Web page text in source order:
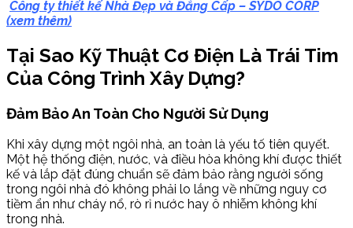
Công ty thiết kế Nhà Đẹp và Đẳng Cấp – SYDO CORP
(xem thêm)
Tại Sao Kỹ Thuật Cơ Điện Là Trái Tim
Của Công Trình Xây Dựng?
Đảm Bảo An Toàn Cho Người Sử Dụng
Khi xây dựng một ngôi nhà, an toàn là yếu tố tiên quyết.
Một hệ thống điện, nước, và điều hòa không khí được thiết
kế và lắp đặt đúng chuẩn sẽ đảm bảo rằng người sống
trong ngôi nhà đó không phải lo lắng về những nguy cơ
tiềm ẩn như cháy nổ, rò rỉ nước hay ô nhiễm không khí
trong nhà.